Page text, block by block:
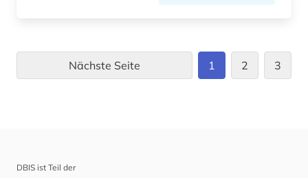
Nächste Seite 1 2 3
DBIS ist Teil der